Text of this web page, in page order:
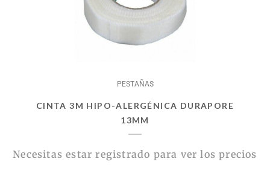
PESTAÑAS
CINTA 3M HIPO-ALERGÉNICA DURAPORE
13MM
Necesitas estar registrado para ver los precios